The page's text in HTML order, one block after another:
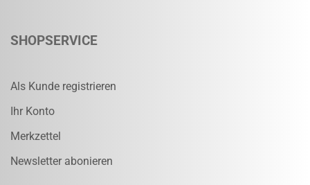
SHOPSERVICE
Als Kunde registrieren
Ihr Konto
Merkzettel
Newsletter abonieren